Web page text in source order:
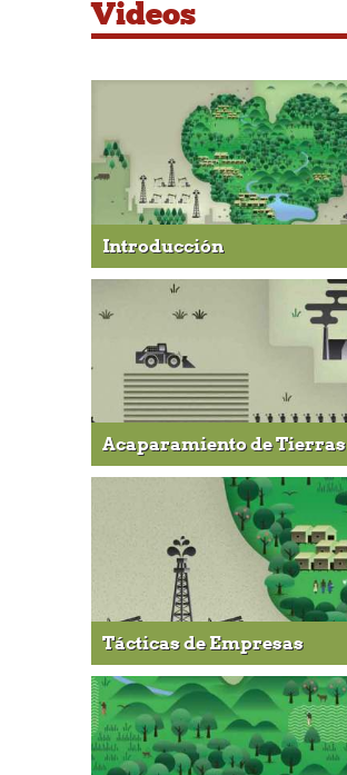
Videos
Introducción
Acaparamiento de Tierras
Tácticas de Empresas